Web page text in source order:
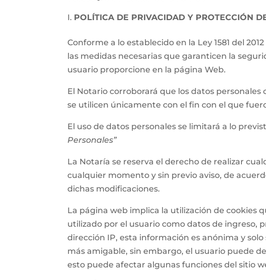
POLÍTICA DE PRIVACIDAD Y PROTECCIÓN
Conforme a lo establecido en la Ley 1581 del
las medidas necesarias que garanticen la
usuario proporcione en la página Web.
El Notario corroborará que los datos
se utilicen únicamente con el fin con el que
El uso de datos personales se limitará a lo
Personales”
La Notaría se reserva el derecho de realizar
cualquier momento y sin previo aviso, de
dichas modificaciones.
La página web implica la utilización de cookies
utilizado por el usuario como datos de ingreso,
dirección IP, esta información es anónima y
más amigable, sin embargo, el usuario puede
esto puede afectar algunas funciones del sitio